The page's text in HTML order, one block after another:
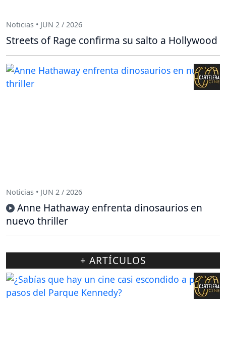
Noticias • JUN 2 / 2026
Streets of Rage confirma su salto a Hollywood
Noticias • JUN 2 / 2026
Anne Hathaway enfrenta dinosaurios en
nuevo thriller
+ ARTÍCULOS